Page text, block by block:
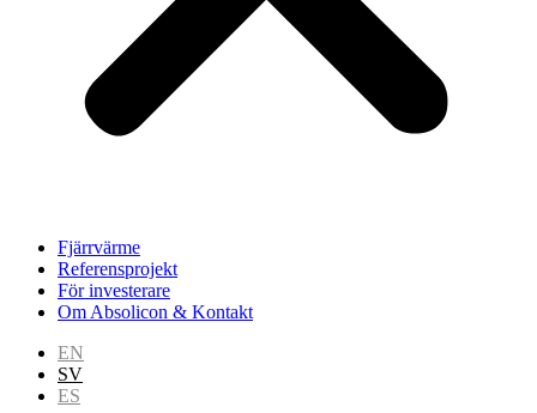
Fjärrvärme
Referensprojekt
För investerare
Om Absolicon & Kontakt
EN
SV
ES